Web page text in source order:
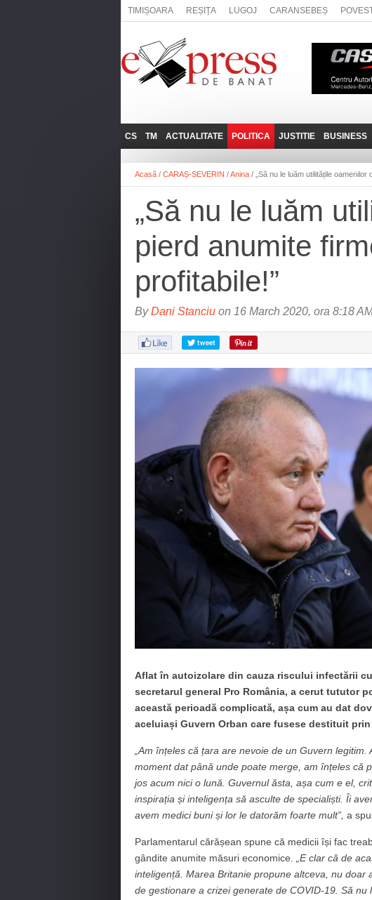
TIMIȘOARA REȘIȚA LUGOJ CARANSEBEȘ
CS
REȘIȚA
CARANSEBEȘ
ANINA
BĂILE HERCULANE
BOCŞA
MOLDOVA NOUĂ
ORAVIȚA
TM
LUGOJ
TIMIȘOARA
ACTUALITATE
ADMINISTRATIE
NAȚIONAL
SOCIAL
POLITICA
EXPRESSLIVE
INTERVIURILE
JUSTITIE BUSINESS
JOB-URI
TEHNIT
Acasă / CARAȘ-SEVERIN /Anina / „Să nu le luăm utilitățile
„Să nu le luăm
pierd anumite
profitabile!”
ByDani Stanciu on 16 March 2020, ora 8:18
Aflat în autoizolare din cauza riscului infectării
secretarul general Pro România, a cerut tututor
această perioadă complicată, așa cum au dat
aceluiași Guvern Orban care fusese destituit
„Am înțeles că țara are nevoie de un Guvern
moment dat până unde poate merge, am înțeles că
jos acum nici o lună. Guvernul ăsta, așa cum e el,
inspirația și inteligența să asculte de specialiști. Îi
avem medici buni și lor le datorăm foarte mult”, a
Parlamentarul cărășean spune că medicii își fac
gândite anumite măsuri economice.
„E clar că de
inteligență. Marea Britanie propune altceva, nu doar
de gestionare a crizei generate de COVID-19. Să